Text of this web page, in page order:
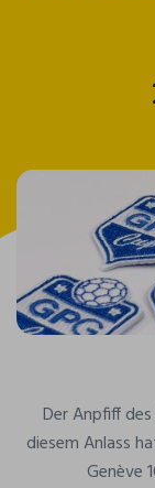
Der Anpfiff
diesem Anlass
Genève